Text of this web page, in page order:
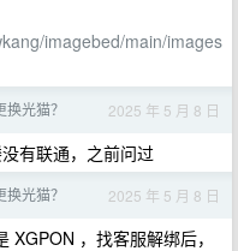
imagebed/main/images
光猫？ 2025 年 5 月 8 日
有联通，之前问过
光猫？ 2025 年 5 月 8 日
XGPON ，找客服解绑后，